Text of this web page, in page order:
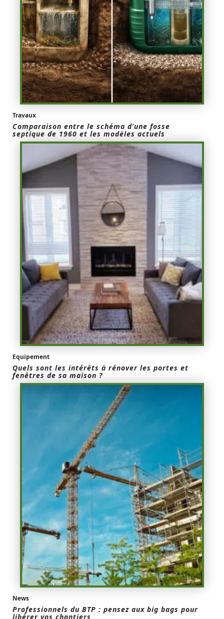
Travaux
Comparaison entre le schéma d’une fosse
septique de 1960 et les modèles actuels
Equipement
Quels sont les intérêts à rénover les portes et
fenêtres de sa maison ?
News
Professionnels du BTP : pensez aux big bags pour
libérer vos chantiers